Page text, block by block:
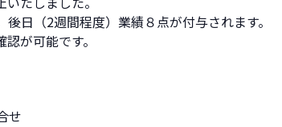
日（2週間程度）業績８点が付与されます。
が可能です。
せ